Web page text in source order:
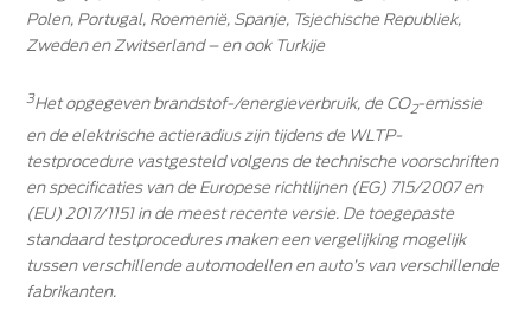
Polen, Portugal, Roemenië, Spanje, Tsjechische Republiek,
Zweden en Zwitserland – en ook Turkije
3Het opgegeven brandstof-/energieverbruik, de CO2-emissie
en de elektrische actieradius zijn tijdens de WLTP-
testprocedure vastgesteld volgens de technische voorschriften
en specificaties van de Europese richtlijnen (EG) 715/2007 en
(EU) 2017/1151 in de meest recente versie. De toegepaste
standaard testprocedures maken een vergelijking mogelijk
tussen verschillende automodellen en auto’s van verschillende
fabrikanten.